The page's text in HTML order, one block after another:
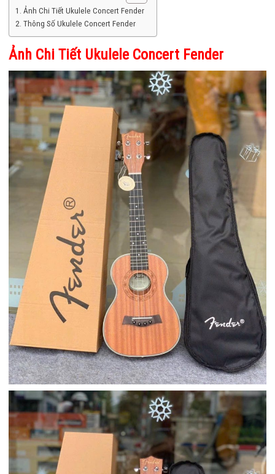
Ảnh Chi Tiết Ukulele Concert Fender
Thông Số Ukulele Concert Fender
Ảnh Chi Tiết Ukulele Concert Fender